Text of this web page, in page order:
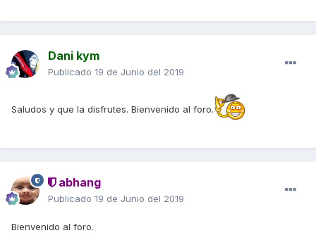
Dani kym
Publicado 19 de Junio del 2019
Saludos y que la disfrutes. Bienvenido al foro.
abhang
Publicado 19 de Junio del 2019
Bienvenido al foro.